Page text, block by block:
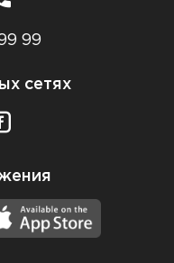
99
сетях